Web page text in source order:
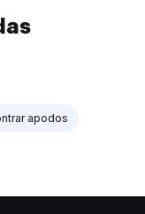
apodos